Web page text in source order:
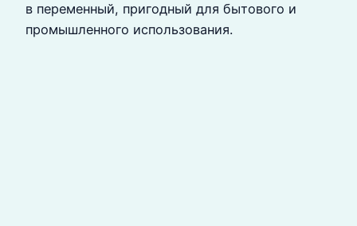
в переменный, пригодный для бытового и
промышленного использования.